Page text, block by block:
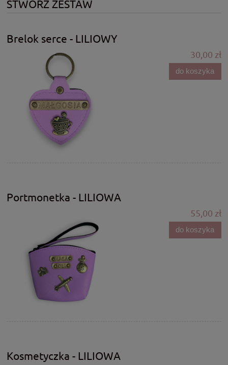
STWÓRZ ZESTAW
Brelok serce - LILIOWY
30,00 zł
do koszyka
Portmonetka - LILIOWA
55,00 zł
do koszyka
Kosmetyczka - LILIOWA